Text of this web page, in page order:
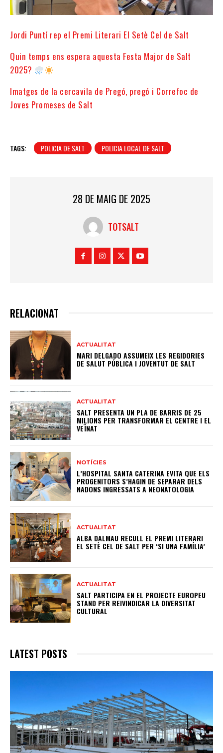
Jordi Puntí rep el Premi Literari El Setè Cel de Salt
Quin temps ens espera aquesta Festa Major de Salt
2025?
Imatges de la cercavila de Pregó, pregó i Correfoc de
Joves Promeses de Salt
TAGS: POLICIA DE SALT POLICIA LOCAL DE SALT
28 DE MAIG DE 2025
TOTSALT
RELACIONAT
ACTUALITAT
MARI DELGADO ASSUMEIX LES REGIDORIES
DE SALUT PÚBLICA I JOVENTUT DE SALT
ACTUALITAT
SALT PRESENTA UN PLA DE BARRIS DE 25
MILIONS PER TRANSFORMAR EL CENTRE I EL
VEÏNAT
NOTÍCIES
L’HOSPITAL SANTA CATERINA EVITA QUE ELS
PROGENITORS S’HAGIN DE SEPARAR DELS
NADONS INGRESSATS A NEONATOLOGIA
ACTUALITAT
ALBA DALMAU RECULL EL PREMI LITERARI
EL SETÈ CEL DE SALT PER ‘SI UNA FAMÍLIA’
ACTUALITAT
SALT PARTICIPA EN EL PROJECTE EUROPEU
STAND PER REIVINDICAR LA DIVERSITAT
CULTURAL
LATEST POSTS